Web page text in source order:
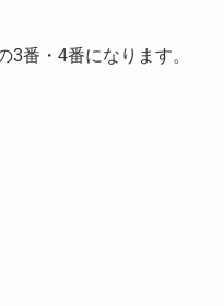
3番・4番になります。